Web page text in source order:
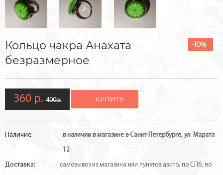
-10%
Кольцо чакра Анахата
безразмерное
360 р. 400р. КУПИТЬ
Наличие: в наличии в магазине в Санкт-Петербурге, ул. Марата
12
Доставка: самовывоз из магазина или пунктов авито, по СПб, по